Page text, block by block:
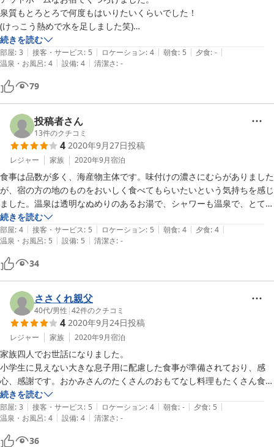
泉質もとろとろで何度もはいりたいくらいでした！
(けっこう熱めで水を足しました笑)
浴室も広くてゆったりできました。
続きを読む
部屋: 3 | 接客・サービス: 5 | ロケーション: 4 | 朝食: 5 | 夕食: - |
温泉・お風呂: 4 | 設備: 4 | 清潔さ: -
79
投稿者さん
13件のクチコミ
4 2020年9月27日投稿
レジャー 家族 2020年9月宿泊
食事は品数が多く、海産物主体です。味付けの濃さにむらがありました
が、宿の方の地のものをおいしく食べてもらいたいという気持ちを感じ
ました。温泉は透明なぬめりのあるお湯で、シャワーも温泉で、とても
よかったです。
続きを読む
部屋: 4 | 接客・サービス: 5 | ロケーション: 5 | 朝食: 4 | 夕食: 4 |
温泉・お風呂: 5 | 設備: 5 | 清潔さ: -
34
ささくれ親父
40代/男性 |42件のクチコミ
4 2020年9月24日投稿
レジャー 家族 2020年9月宿泊
家族四人でお世話になりました。
小学生に見えない大きな息子用に配慮した食事が準備されており、感
心、感謝です。おかみさんのたくさんのおもてなし料理もたくさん食べ
させたい思いが伝わる料理でした。
ヌルっとした天然温泉も非常に良かったです。
続きを読む
部屋: 3 | 接客・サービス: 5 | ロケーション: 4 | 朝食: - | 夕食: 5 |
温泉・お風呂: 4 | 設備: 4 | 清潔さ: -
36